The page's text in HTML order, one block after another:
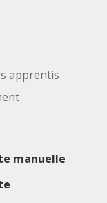
apprentis
manuelle